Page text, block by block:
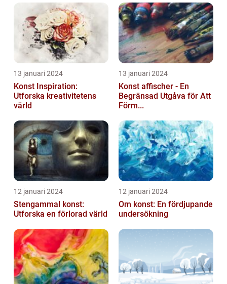
13 januari 2024
Konst Inspiration:
Utforska kreativitetens
värld
13 januari 2024
Konst affischer - En
Begränsad Utgåva för Att
Förm...
12 januari 2024
Stengammal konst:
Utforska en förlorad värld
12 januari 2024
Om konst: En fördjupande
undersökning